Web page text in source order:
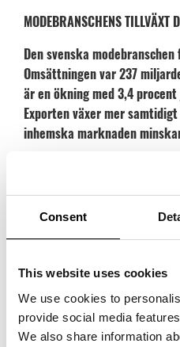
Consent
This website uses cookies
We use cookies to
provide social media
We also share information
MODEBRANSCHENS TILLVÄXT
Den svenska
Omsättningen var 237
är en ökning med 3,4
Exporten växer mer
inhemska marknaden
Det visar en ny rapport om
finansierats av Tillväxtverket i
Fashion Brands och rapporten är
med 1,7 procent under 2013 medan
Exportsiffrorna för modebranschen
exporten i sin helhet. Svensk
2013 jämfört med året innan.